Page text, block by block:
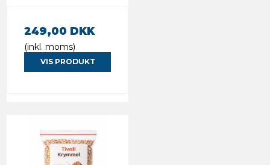
249,00 DKK
(inkl. moms)
VIS PRODUKT